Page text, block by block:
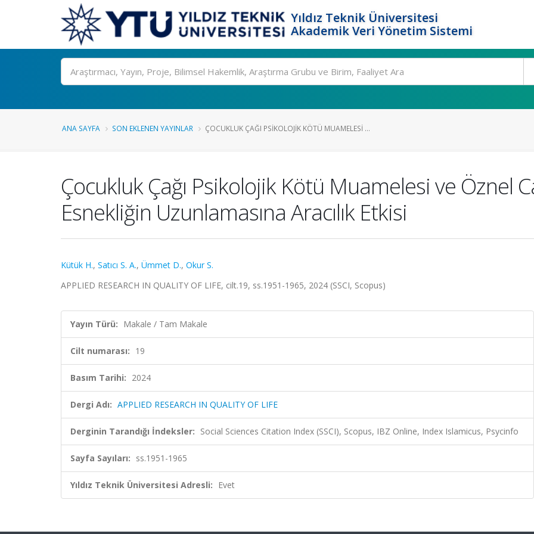
Yıldız Teknik Üniversitesi
Akademik Veri Yönetim Sistemi
Ara
ANA SAYFA SON EKLENEN YAYINLAR ÇOCUKLUK ÇAĞI PSIKOLOJIK KÖTÜ MUAMELESI ...
Çocukluk Çağı Psikolojik Kötü Muamelesi ve Öznel
Esnekliğin Uzunlamasına Aracılık Etkisi
Kütük H., Satıcı S. A., Ümmet D., Okur S.
APPLIED RESEARCH IN QUALITY OF LIFE, cilt.19, ss.1951-1965, 2024 (SSCI, Scopus)
Yayın Türü: Makale / Tam Makale
Cilt numarası: 19
Basım Tarihi: 2024
Dergi Adı: APPLIED RESEARCH IN QUALITY OF LIFE
Derginin Tarandığı İndeksler: Social Sciences Citation Index (SSCI), Scopus, IBZ Online, Index Islamicus, Psycinfo
Sayfa Sayıları: ss.1951-1965
Yıldız Teknik Üniversitesi Adresli: Evet